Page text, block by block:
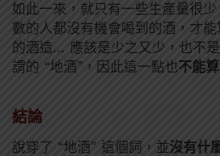
如此一來，就只有一些生產量很
數的人都沒有機會喝到的酒，才
的酒造… 應該是少之又少，也不
謂的 “地酒”，因此這一點也不能
結論
說穿了 “地酒” 這個詞，並沒有什